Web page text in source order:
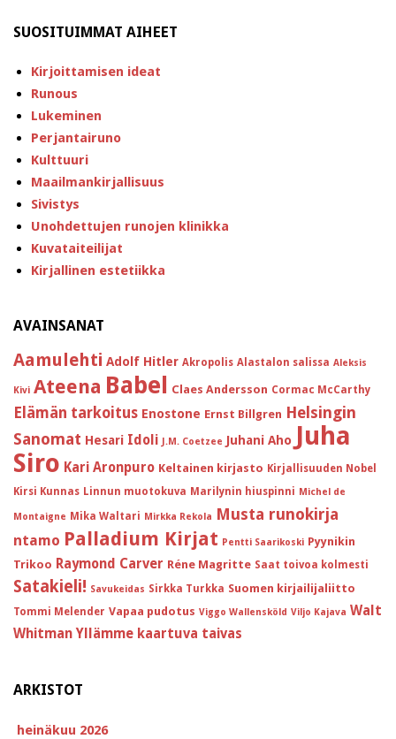
SUOSITUIMMAT AIHEET
Kirjoittamisen ideat
Runous
Lukeminen
Perjantairuno
Kulttuuri
Maailmankirjallisuus
Sivistys
Unohdettujen runojen klinikka
Kuvataiteilijat
Kirjallinen estetiikka
AVAINSANAT
Aamulehti Adolf Hitler Akropolis Alastalon salissa Aleksis
Kivi Ateena Babel Claes Andersson Cormac McCarthy
Elämän tarkoitus Enostone Ernst Billgren Helsingin
Sanomat Hesari Idoli J.M. Coetzee Juhani Aho Juha
Siro Kari Aronpuro Keltainen kirjasto Kirjallisuuden Nobel
Kirsi Kunnas Linnun muotokuva Marilynin hiuspinni Michel de
Montaigne Mika Waltari Mirkka Rekola Musta runokirja
ntamo Palladium Kirjat Pentti Saarikoski Pyynikin
Trikoo Raymond Carver Réne Magritte Saat toivoa kolmesti
Satakieli! Savukeidas Sirkka Turkka Suomen kirjailijaliitto
Tommi Melender Vapaa pudotus Viggo Wallensköld Viljo Kajava Walt
Whitman Yllämme kaartuva taivas
ARKISTOT
heinäkuu 2026